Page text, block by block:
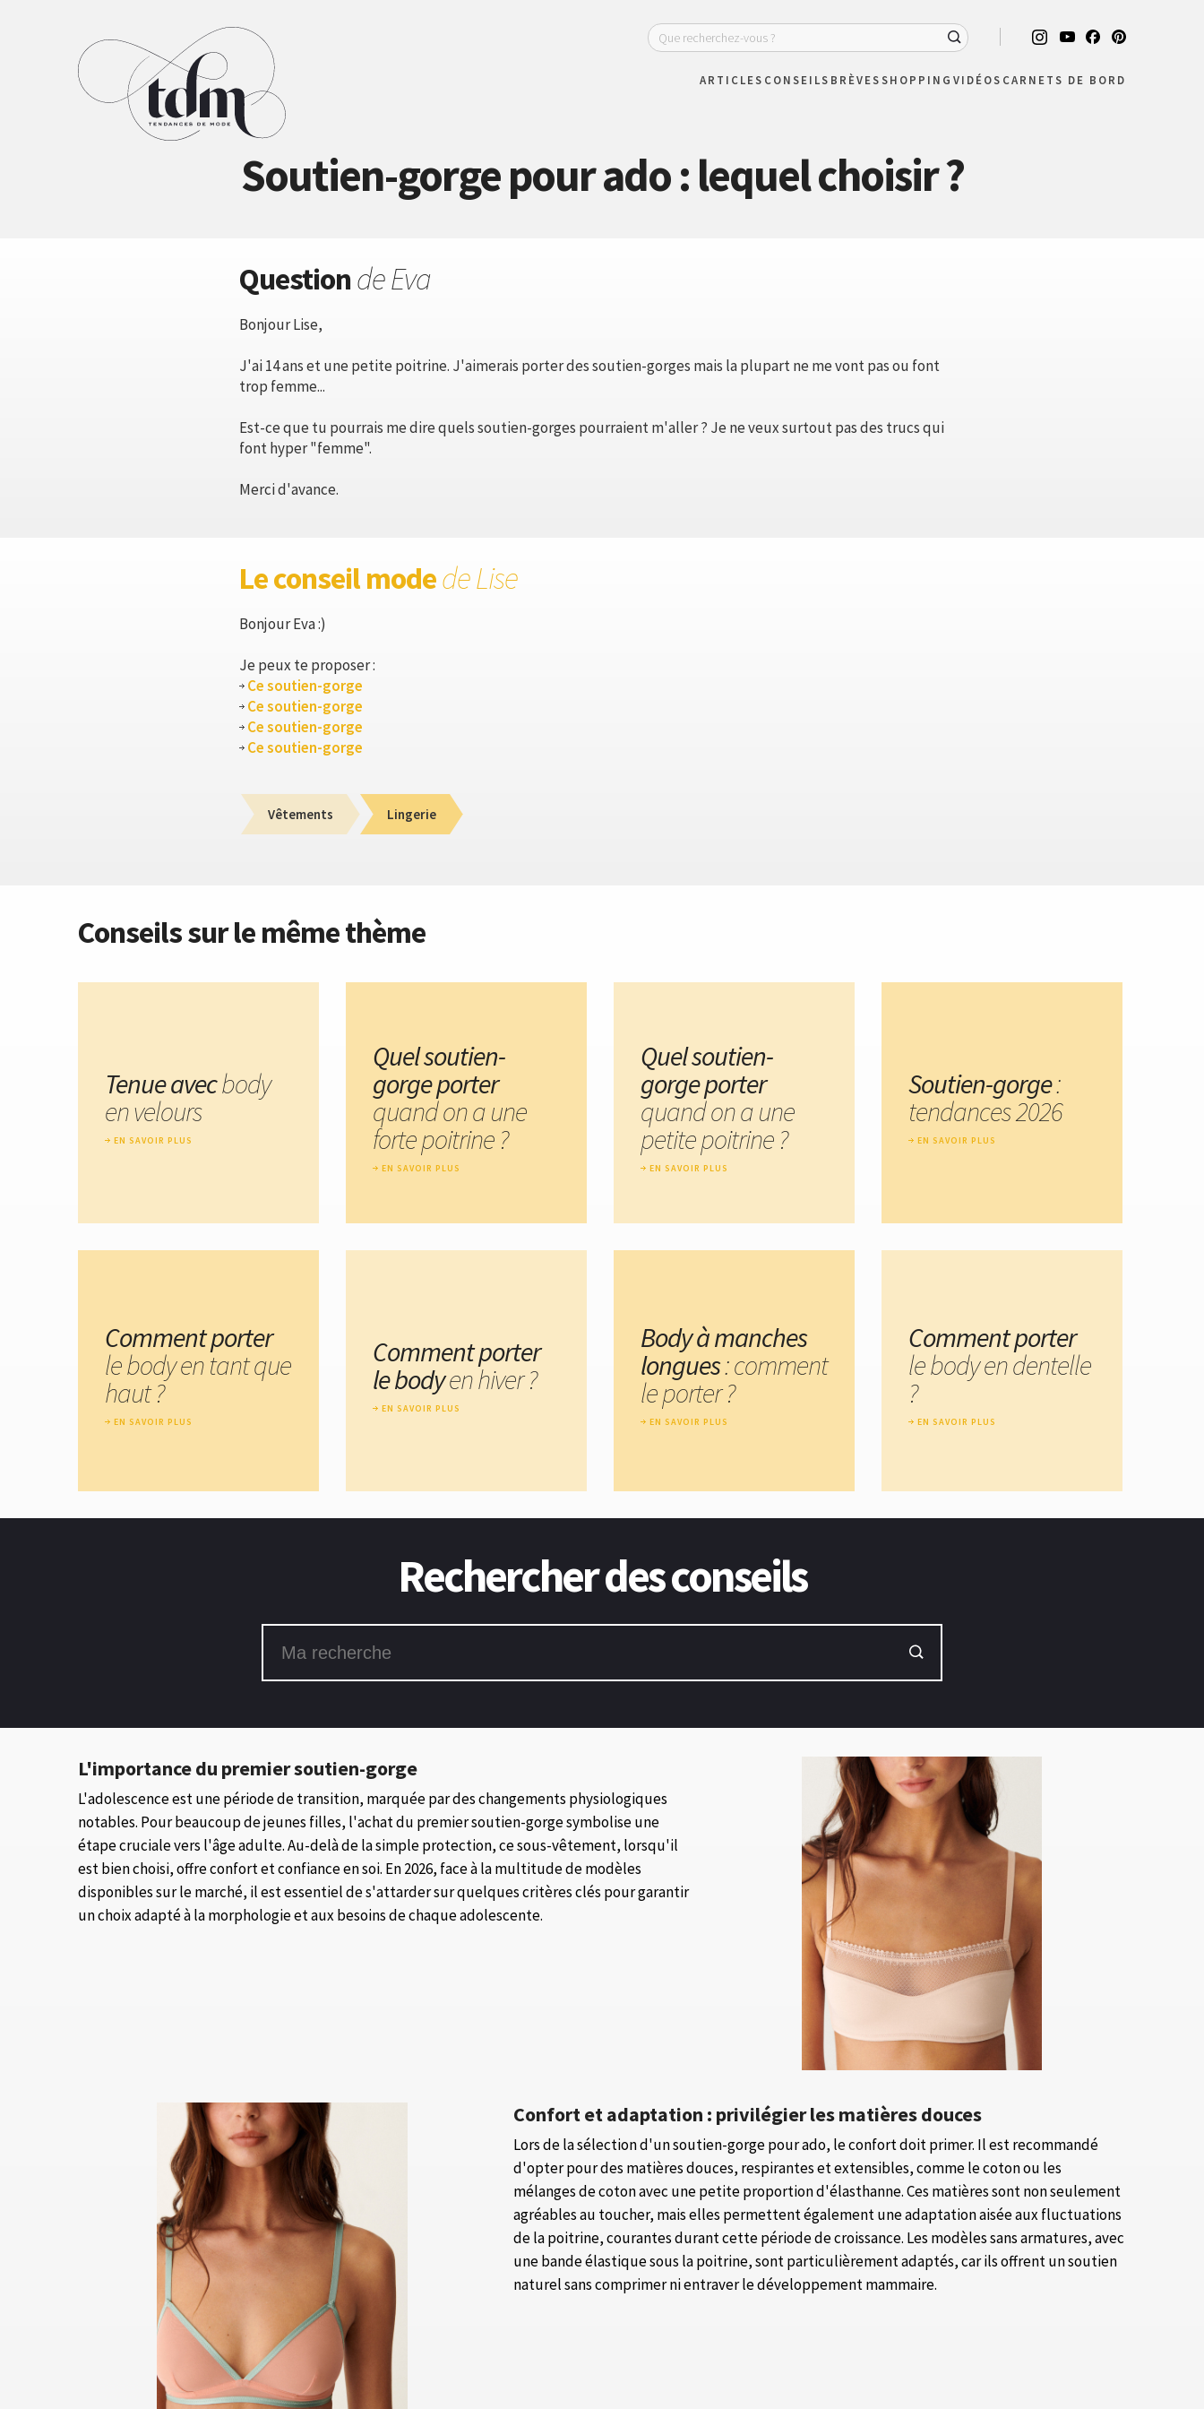
ARTICLES CONSEILS BRÈVESSHOPPING VIDÉOS CARNETS DE BORD
Soutien-gorge pour ado : lequel choisir ?
Questionde Eva
Bonjour Lise,
J'ai 14 ans et une petite poitrine. J'aimerais porter des soutien-gorges mais la plupart ne me vont pas ou font
trop femme...
Est-ce que tu pourrais me dire quels soutien-gorges pourraient m'aller ? Je ne veux surtout pas des trucs qui
font hyper "femme".
Merci d'avance.
Le conseil modede Lise
Bonjour Eva :)
Je peux te proposer :
Ce soutien-gorge
Ce soutien-gorge
Ce soutien-gorge
Ce soutien-gorge
Vêtements Lingerie
L'importance du premier soutien-gorge
L'adolescence est une période de transition, marquée par des changements physiologiques
notables. Pour beaucoup de jeunes filles, l'achat du premier soutien-gorge symbolise une
étape cruciale vers l'âge adulte. Au-delà de la simple protection, ce sous-vêtement, lorsqu'il
est bien choisi, offre confort et confiance en soi. En 2026, face à la multitude de modèles
disponibles sur le marché, il est essentiel de s'attarder sur quelques critères clés pour garantir
un choix adapté à la morphologie et aux besoins de chaque adolescente.
Confort et adaptation : privilégier les matières douces
Lors de la sélection d'un soutien-gorge pour ado, le confort doit primer. Il est recommandé
d'opter pour des matières douces, respirantes et extensibles, comme le coton ou les
mélanges de coton avec une petite proportion d'élasthanne. Ces matières sont non seulement
agréables au toucher, mais elles permettent également une adaptation aisée aux fluctuations
de la poitrine, courantes durant cette période de croissance. Les modèles sans armatures, avec
une bande élastique sous la poitrine, sont particulièrement adaptés, car ils offrent un soutien
naturel sans comprimer ni entraver le développement mammaire.
Conseils sur le même thème
Tenue avecbody
en velours
EN SAVOIR PLUS
Quel soutien-
gorge porter
quand on a une
forte poitrine ?
EN SAVOIR PLUS
Quel soutien-
gorge porter
quand on a une
petite poitrine ?
EN SAVOIR PLUS
Soutien-gorge:
tendances 2026
EN SAVOIR PLUS
Comment porter
le body en tant que
haut ?
EN SAVOIR PLUS
Comment porter
le bodyen hiver ?
EN SAVOIR PLUS
Body à manches
longues: comment
le porter ?
EN SAVOIR PLUS
Comment porter
le body en dentelle
?
EN SAVOIR PLUS
Rechercher des conseils